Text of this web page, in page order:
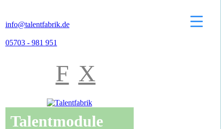
info@talentfabrik.de
05703 - 981 951
F X
Talentmodule